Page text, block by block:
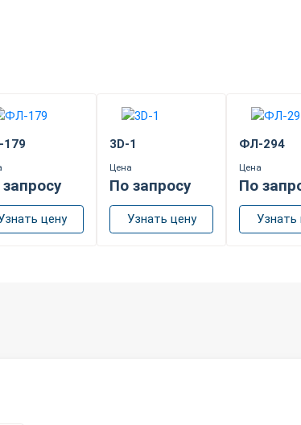
цену
3D-1
Цена
По запросу
Узнать цену
ФЛ-294
Цена
По
Узнать